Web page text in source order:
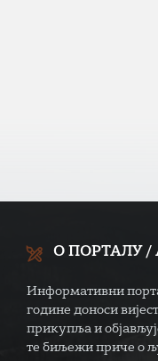
О ПОРТАЛУ /
Информативни
године доноси
прикупља и
те биљежи приче о